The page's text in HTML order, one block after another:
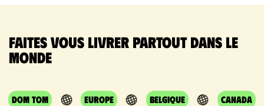
Faites vous livrer partout dans le
monde
DOM TOM Europe Belgique Canada